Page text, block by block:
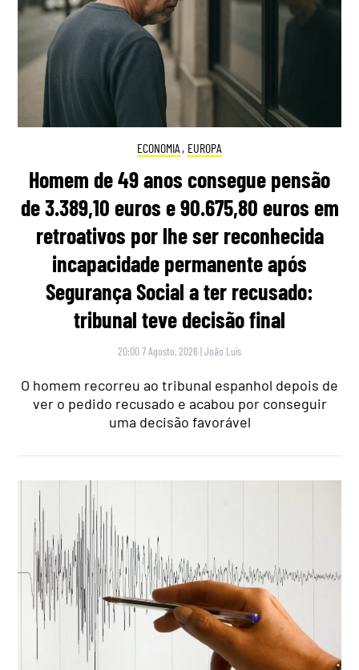
ECONOMIA , EUROPA
Homem de 49 anos consegue pensão
de 3.389,10 euros e 90.675,80 euros em
retroativos por lhe ser reconhecida
incapacidade permanente após
Segurança Social a ter recusado:
tribunal teve decisão final
20:00 7 Agosto, 2026 |João Luís
O homem recorreu ao tribunal espanhol depois de
ver o pedido recusado e acabou por conseguir
uma decisão favorável